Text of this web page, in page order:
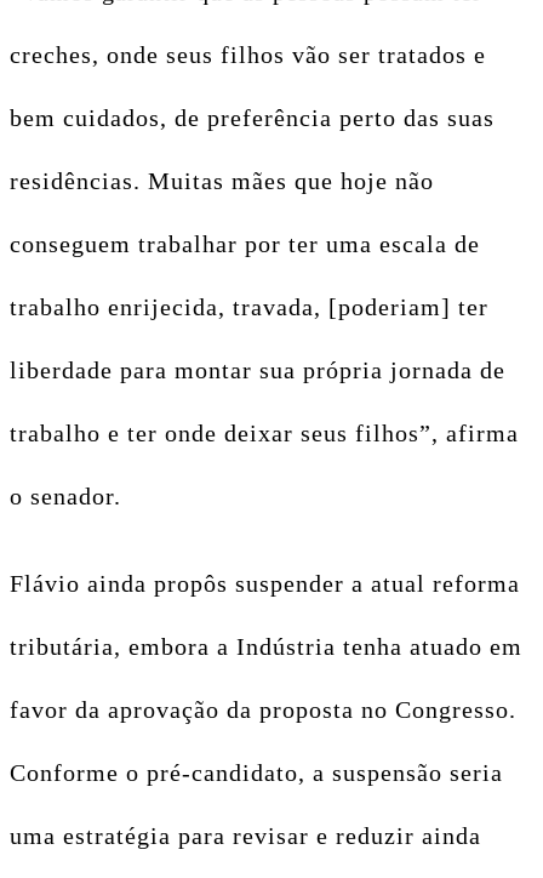
creches, onde seus filhos vão ser tratados e
bem cuidados, de preferência perto das suas
residências. Muitas mães que hoje não
conseguem trabalhar por ter uma escala de
trabalho enrijecida, travada, [poderiam] ter
liberdade para montar sua própria jornada de
trabalho e ter onde deixar seus filhos”, afirma
o senador.
Flávio ainda propôs suspender a atual reforma
tributária, embora a Indústria tenha atuado em
favor da aprovação da proposta no Congresso.
Conforme o pré-candidato, a suspensão seria
uma estratégia para revisar e reduzir ainda